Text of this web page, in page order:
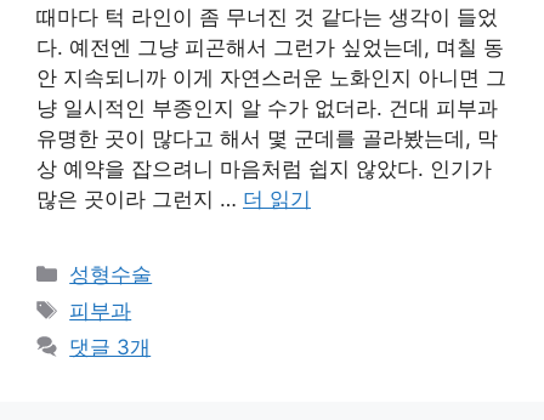
때마다 턱 라인이 좀 무너진 것 같다는 생각이 들었
다. 예전엔 그냥 피곤해서 그런가 싶었는데, 며칠 동
안 지속되니까 이게 자연스러운 노화인지 아니면 그
냥 일시적인 부종인지 알 수가 없더라. 건대 피부과
유명한 곳이 많다고 해서 몇 군데를 골라봤는데, 막
상 예약을 잡으려니 마음처럼 쉽지 않았다. 인기가
많은 곳이라 그런지 … 더 읽기
카
테
고
리
성형수술
태
그
피부과
댓글 3개